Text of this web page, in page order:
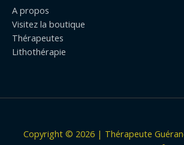
A propos
Visitez la boutique
Thérapeutes
Lithothérapie
Copyright © 2026 | Thérapeute